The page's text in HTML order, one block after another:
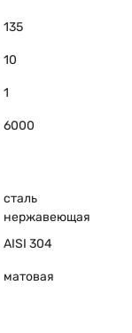
135
10
1
6000
сталь
нержавеющая
AISI 304
матовая